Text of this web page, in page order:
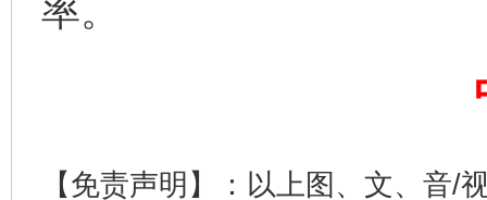
率。
【免责声明】：以上图、文、音/